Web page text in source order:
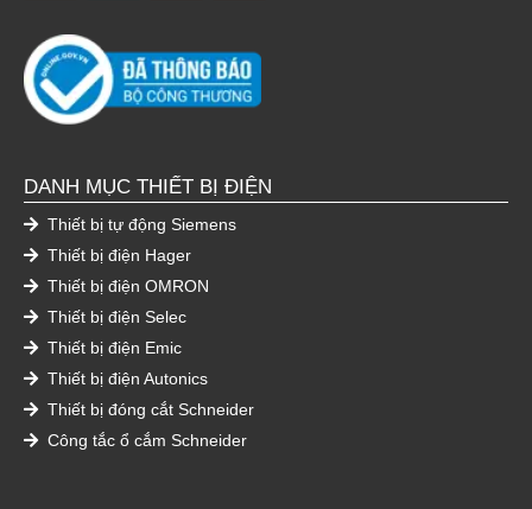
DANH MỤC THIẾT BỊ ĐIỆN
Thiết bị tự động Siemens
Thiết bị điện Hager
Thiết bị điện OMRON
Thiết bị điện Selec
Thiết bị điện Emic
Thiết bị điện Autonics
Thiết bị đóng cắt Schneider
Công tắc ổ cắm Schneider